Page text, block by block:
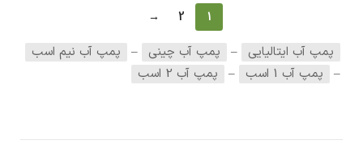
1
2
→
پمپ آب ایتالیایی – پمپ آب چینی –
پمپ آب نیم اسب
–
پمپ آب 1 اسب – پمپ آب 2 اسب